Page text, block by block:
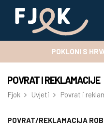
POKLONI S
POVRAT I REKLAMACIJE
Fjok Uvjeti Povrat i
POVRAT/REKLAMACIJA